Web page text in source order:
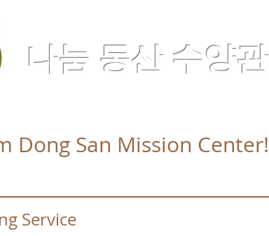
나눔 동산 수양관
Dong San Mission Center!
Service